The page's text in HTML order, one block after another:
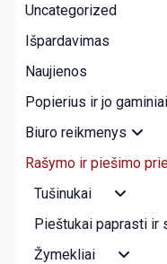
Uncategorized
Išpardavimas
Naujienos
Popierius ir jo gaminiai
Biuro reikmenys
Rašymo ir piešimo
Tušinukai
Pieštukai paprasti ir
Žymekliai